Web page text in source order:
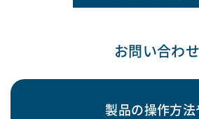
お問い合わせ
製品の操作方法